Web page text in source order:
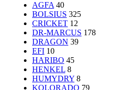
AGFA 40
BOLSIUS 325
CRICKET 12
DR-MARCUS 178
DRAGON 39
EFI 10
HARIBO 45
HENKEL 8
HUMYDRY 8
KOLORADO 79